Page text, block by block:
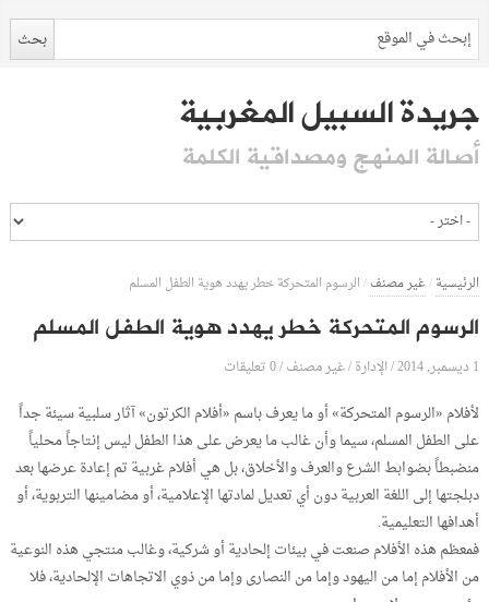
جريدة السبيل المغربية
أصالة المنهج ومصداقية الكلمة
الرئيسية/غير مصنف/الرسوم المتحركة خطر يهدد هوية الطفل المسلم
الرسوم المتحركة خطر يهدد هوية الطفل المسلم
1 ديسمبر, 2014 /الإدارة/غير مصنف/0 تعليقات
لأفلام «الرسوم المتحركة» أو ما يعرف باسم «أفلام الكرتون» آثار سلبية سيئة جداً
على الطفل المسلم، سيما وأن غالب ما يعرض على هذا الطفل ليس إنتاجاً محلياً
منضبطاً بضوابط الشرع والعرف والأخلاق، بل هي أفلام غربية تم إعادة عرضها بعد
دبلجتها إلى اللغة العربية دون أي تعديل لمادتها الإعلامية، أو مضامينها التربوية، أو
أهدافها التعليمية.
فمعظم هذه الأفلام صنعت في بيئات إلحادية أو شركية، وغالب منتجي هذه النوعية
من الأفلام إما من اليهود وإما من النصارى وإما من ذوي الاتجاهات الإلحادية، فلا